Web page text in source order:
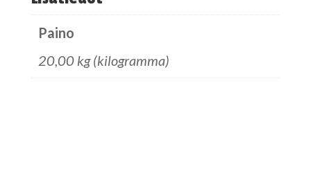
Paino
20,00 kg (kilogramma)